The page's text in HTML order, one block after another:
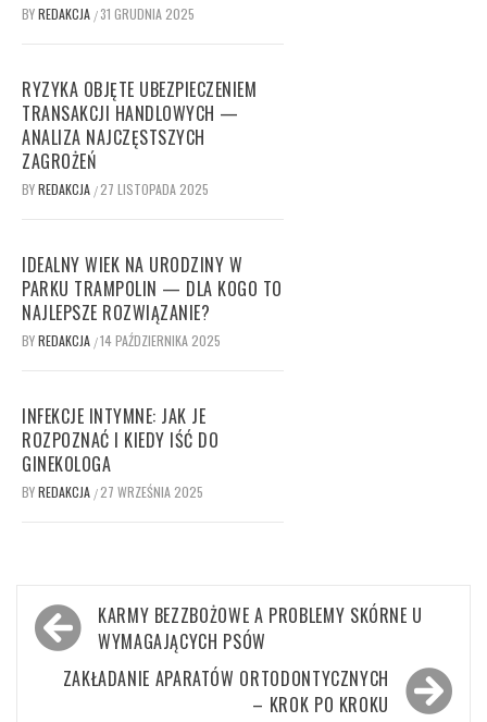
BYREDAKCJA / 31 GRUDNIA 2025
RYZYKA OBJĘTE UBEZPIECZENIEM
TRANSAKCJI HANDLOWYCH —
ANALIZA NAJCZĘSTSZYCH
ZAGROŻEŃ
BYREDAKCJA / 27 LISTOPADA 2025
IDEALNY WIEK NA URODZINY W
PARKU TRAMPOLIN — DLA KOGO TO
NAJLEPSZE ROZWIĄZANIE?
BYREDAKCJA /14 PAŹDZIERNIKA 2025
INFEKCJE INTYMNE: JAK JE
ROZPOZNAĆ I KIEDY IŚĆ DO
GINEKOLOGA
BYREDAKCJA / 27 WRZEŚNIA 2025
Nawigacja
wpisu
KARMY BEZZBOŻOWE A PROBLEMY SKÓRNE U
WYMAGAJĄCYCH PSÓW
ZAKŁADANIE APARATÓW ORTODONTYCZNYCH
– KROK PO KROKU